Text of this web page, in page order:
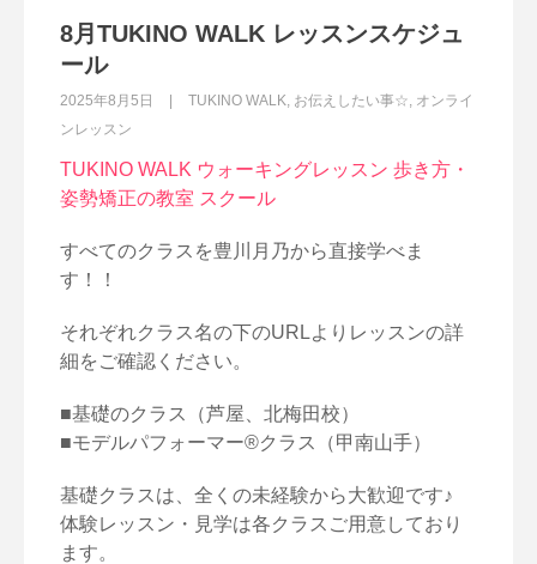
8月TUKINO WALK レッスンスケジュ
ール
2025年8月5日 TUKINO WALK, お伝えしたい事☆, オンライ
ンレッスン
TUKINO WALK ウォーキングレッスン 歩き方・
姿勢矯正の教室 スクール
すべてのクラスを豊川月乃から直接学べま
す！！
それぞれクラス名の下のURLよりレッスンの詳
細をご確認ください。
■基礎のクラス（芦屋、北梅田校）
■モデルパフォーマー®クラス（甲南山手）
基礎クラスは、全くの未経験から大歓迎です♪
体験レッスン・見学は各クラスご用意しており
ます。